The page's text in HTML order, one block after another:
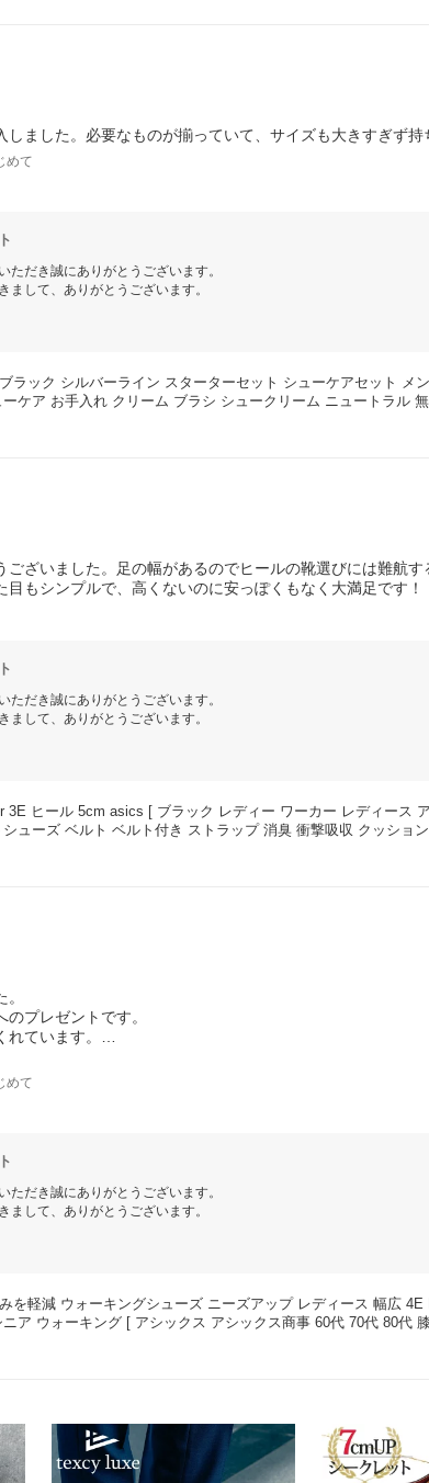
ました。必要なものが揃っていて、サイズも大きすぎず持
めて
ただき誠にありがとうございます。
まして、ありがとうございます。
るような店舗づくりに努めて参ります。
よりお待ちしております。
ラック シルバーライン スターターセット シューケアセット メ
ケア お手入れ クリーム ブラシ シュークリーム ニュートラル
ございました。足の幅があるのでヒールの靴選びには難航
もシンプルで、高くないのに安っぽくもなく大満足です！
ただき誠にありがとうございます。
まして、ありがとうございます。
るような店舗づくりに努めて参ります。
よりお待ちしております。
3E ヒール 5cm asics [ ブラック レディー ワーカー レディース
ューズ ベルト ベルト付き ストラップ 消臭 衝撃吸収 クッショ
プレゼントです。
ています。
めて
ただき誠にありがとうございます。
まして、ありがとうございます。
るような店舗づくりに努めて参ります。
よりお待ちしております。
を軽減 ウォーキングシューズ ニーズアップ レディース 幅広
ア ウォーキング [ アシックス アシックス商事 60代 70代 80代